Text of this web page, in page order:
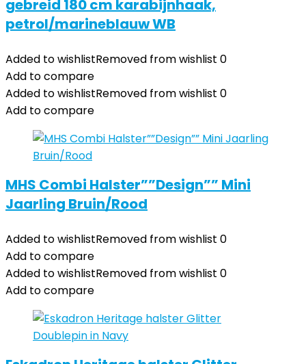
gebreid 180 cm karabijnhaak,
petrol/marineblauw WB
Added to wishlistRemoved from wishlist 0
Add to compare
Added to wishlistRemoved from wishlist 0
Add to compare
MHS Combi Halster””Design”” Mini
Jaarling Bruin/Rood
Added to wishlistRemoved from wishlist 0
Add to compare
Added to wishlistRemoved from wishlist 0
Add to compare